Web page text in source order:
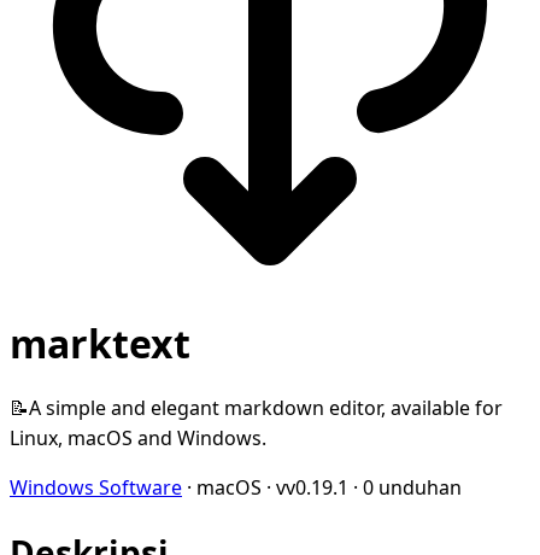
marktext
📝A simple and elegant markdown editor, available for
Linux, macOS and Windows.
Windows Software · macOS · vv0.19.1 · 0 unduhan